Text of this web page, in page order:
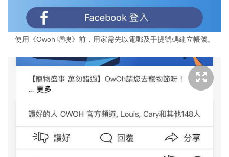
使用《Owoh 喔噢》前，用家需先以電郵及手提號碼建立帳號。